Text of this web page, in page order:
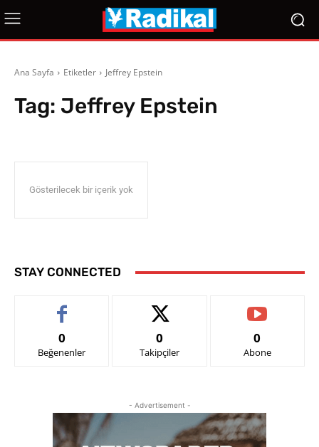
Ana Sayfa Etiketler Jeffrey Epstein
Tag: Jeffrey Epstein
Gösterilecek bir içerik yok
STAY CONNECTED
0
Beğenenler
0
Takipçiler
0
Abone
- Advertisement -